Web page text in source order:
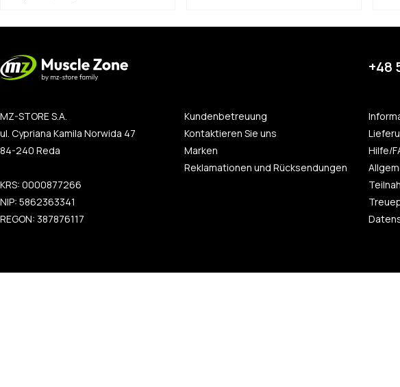
+48
MZ-STORE S.A.
ul. Cypriana Kamila Norwida 47
84-240 Reda
KRS: 0000877266
NIP: 5862363341
REGON: 387876117
Kundenbetreuung
Kontaktieren Sie uns
Marken
Reklamationen und Rücksendungen
Hilfe/